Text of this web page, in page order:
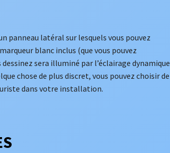
panneau latéral sur lesquels vous pouvez
blanc inclus (que vous pouvez
sera illuminé par l’éclairage dynamique
chose de plus discret, vous pouvez choisir de
dans votre installation.